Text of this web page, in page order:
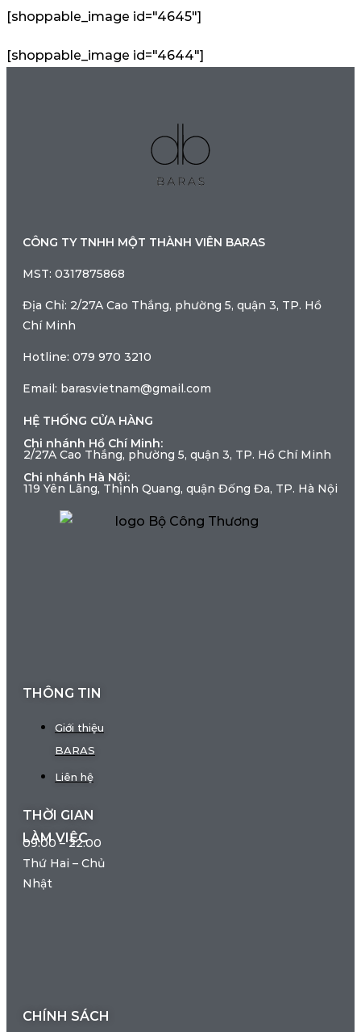
[shoppable_image id="4645"]
[shoppable_image id="4644"]
CÔNG TY TNHH MỘT THÀNH VIÊN BARAS
MST: 0317875868
Địa Chỉ: 2/27A Cao Thắng, phường 5, quận 3, TP. Hồ
Chí Minh
Hotline: 079 970 3210
Email: barasvietnam@gmail.com
HỆ THỐNG CỬA HÀNG
Chi nhánh Hồ Chí Minh:
2/27A Cao Thắng, phường 5, quận 3, TP. Hồ Chí Minh
Chi nhánh Hà Nội:
119 Yên Lãng, Thịnh Quang, quận Đống Đa, TP. Hà Nội
THÔNG TIN
Giới thiệu
BARAS
Liên hệ
THỜI GIAN
LÀM VIỆC
09:00 – 22:00
Thứ Hai – Chủ
Nhật
CHÍNH SÁCH